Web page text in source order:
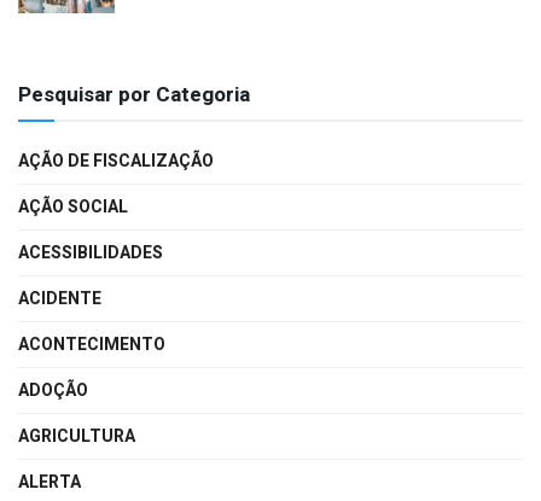
Pesquisar por Categoria
AÇÃO DE FISCALIZAÇÃO
AÇÃO SOCIAL
ACESSIBILIDADES
ACIDENTE
ACONTECIMENTO
ADOÇÃO
AGRICULTURA
ALERTA